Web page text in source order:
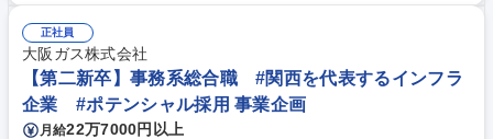
上を計画する企画立案、出演、撮影、編集の運用全般を担当（撮影、編集
はアウトソーシングも可）未開設のTikTokの運用も検討する分析ツールを
活用した投稿の効果測定、次回施策への活用をお任せします。 ■そのほか
の業務も従事いただきます。・デジタルマーケティング戦略の策定 ・プラ
ンニングと分析 ・チームとの連携 募集職種 【Youtubeマーケティング
（カテゴリ：野球）】総合スポーツメーカー/リモート可
正社員
大阪ガス株式会社
【第二新卒】事務系総合職 #関西を代表するインフラ
企業 #ポテンシャル採用 事業企画
月給22万7000円以上